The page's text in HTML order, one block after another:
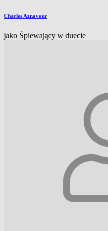
Charles Aznavour
jako Śpiewający w duecie